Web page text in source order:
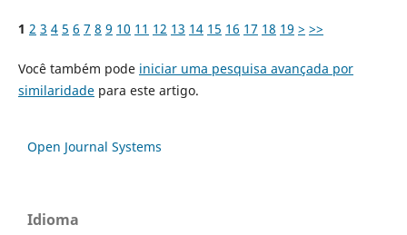
1 2 3 4 5 6 7 8 9 10 11 12 13 14 15 16 17 18 19 > >>
Você também pode iniciar uma pesquisa avançada por
similaridadepara este artigo.
Open Journal Systems
Idioma